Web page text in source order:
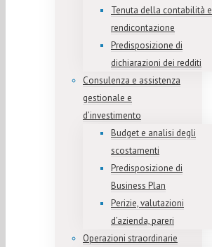
Tenuta della contabilità e
rendicontazione
Predisposizione di
dichiarazioni dei redditi
Consulenza e assistenza
gestionale e
d’investimento
Budget e analisi degli
scostamenti
Predisposizione di
Business Plan
Perizie, valutazioni
d’azienda, pareri
Operazioni straordinarie